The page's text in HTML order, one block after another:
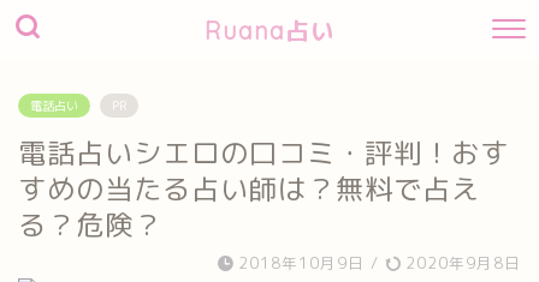
Ruana占い
電話占い PR
電話占いシエロの口コミ・評判！おす
すめの当たる占い師は？無料で占え
る？危険？
2018年10月9日 / 2020年9月8日